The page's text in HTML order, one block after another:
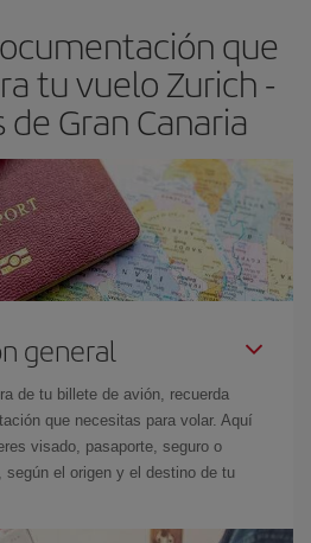
Además, si buscas los vuelos con
viaje un poco abiertos, podráselegir
que
tu vuelo Zurich -
de Gran Canaria
general
de tu billete de avión, recuerda
que necesitas para volar. Aquí
visado, pasaporte, seguro o
según el origen y el destino de tu